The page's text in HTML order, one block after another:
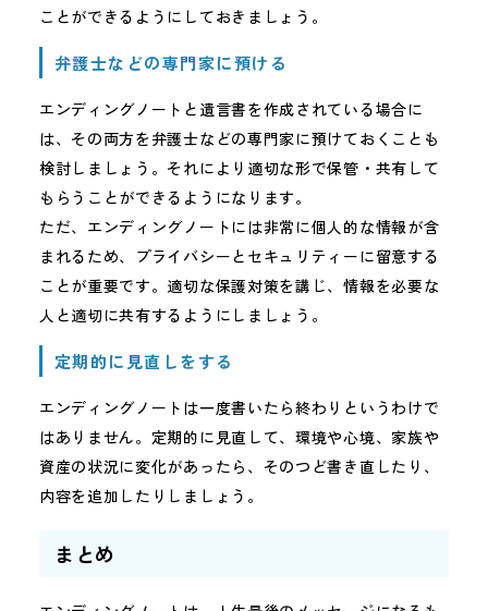
ことができるようにしておきましょう。
弁護士などの専門家に預ける
エンディングノートと遺言書を作成されている場合に
は、その両方を弁護士などの専門家に預けておくことも
検討しましょう。それにより適切な形で保管・共有して
もらうことができるようになります。
ただ、エンディングノートには非常に個人的な情報が含
まれるため、プライバシーとセキュリティーに留意する
ことが重要です。適切な保護対策を講じ、情報を必要な
人と適切に共有するようにしましょう。
定期的に見直しをする
エンディングノートは一度書いたら終わりというわけで
はありません。定期的に見直して、環境や心境、家族や
資産の状況に変化があったら、そのつど書き直したり、
内容を追加したりしましょう。
まとめ